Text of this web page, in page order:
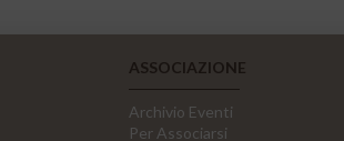
ASSOCIAZIONE
Archivio Eventi
Per Associarsi